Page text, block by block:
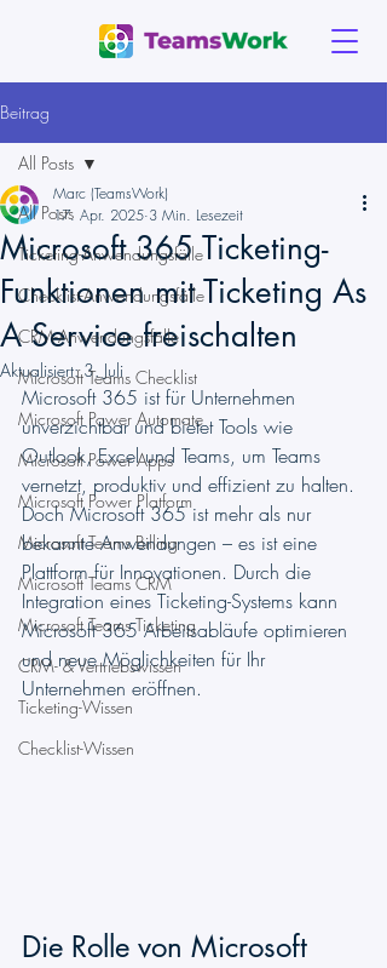
Beitrag
All Posts
Ticketing-Anwendungsfälle
Checklist-Anwendungsfälle
CRM-Anwendungsfälle
Microsoft Teams Checklist
Microsoft Power Automate
Microsoft Power Apps
Microsoft Power Platform
Microsoft Teams Billing
Microsoft Teams CRM
Microsoft Teams Ticketing
CRM- & Vertriebswissen
Ticketing-Wissen
Checklist-Wissen
All Posts
Microsoft 365 Ticketing-
Funktionen mit Ticketing As
A Service freischalten
Marc (TeamsWork)
17. Apr. 2025 3 Min. Lesezeit
Aktualisiert:3. Juli
Microsoft 365 ist für Unternehmen
unverzichtbar und bietet Tools wie
Outlook, Excel und Teams, um Teams
vernetzt, produktiv und effizient zu halten.
Doch Microsoft 365 ist mehr als nur
bekannte Anwendungen – es ist eine
Plattform für Innovationen. Durch die
Integration eines Ticketing-Systems kann
Microsoft 365 Arbeitsabläufe optimieren
und neue Möglichkeiten für Ihr
Unternehmen eröffnen.
Die Rolle von Microsoft